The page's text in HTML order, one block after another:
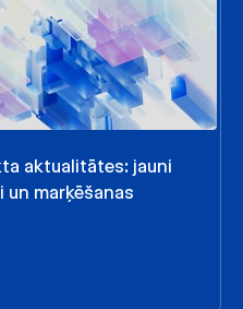
aktualitātes: jauni
marķēšanas